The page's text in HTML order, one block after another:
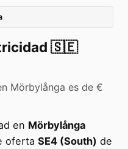
🇸🇪
Mörbylånga es de €
en Mörbylånga
oferta SE4 (South) de